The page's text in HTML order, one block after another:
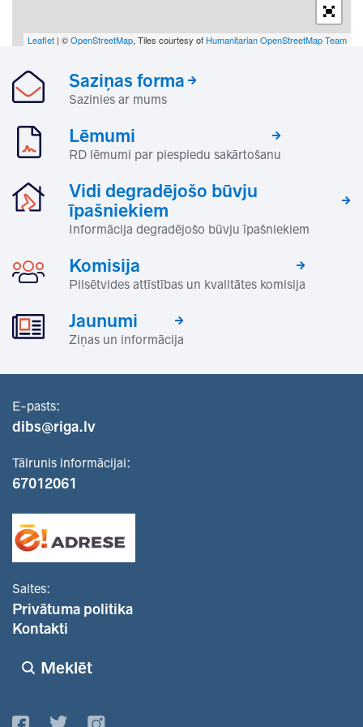
Leaflet | ©OpenStreetMap, Tiles courtesy of Humanitarian OpenStreetMap Team
Saziņas forma
Sazinies ar mums
Lēmumi
RD lēmumi par piespiedu sakārtošanu
Vidi degradējošo būvju
īpašniekiem
Informācija degradējošo būvju īpašniekiem
Komisija
Pilsētvides attīstības un kvalitātes komisija
Jaunumi
Ziņas un informācija
E-pasts:
dibs@riga.lv
Tālrunis informācijai:
67012061
Saites:
Privātuma politika
Kontakti
Meklēt